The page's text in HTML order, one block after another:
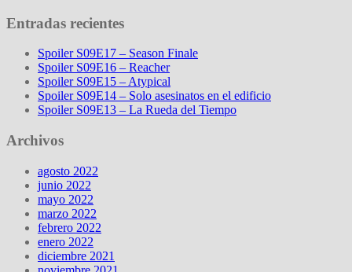
Entradas recientes
Spoiler S09E17 – Season Finale
Spoiler S09E16 – Reacher
Spoiler S09E15 – Atypical
Spoiler S09E14 – Solo asesinatos en el edificio
Spoiler S09E13 – La Rueda del Tiempo
Archivos
agosto 2022
junio 2022
mayo 2022
marzo 2022
febrero 2022
enero 2022
diciembre 2021